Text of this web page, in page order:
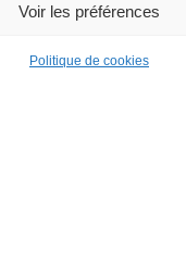
Voir les préférences
Politique de cookies